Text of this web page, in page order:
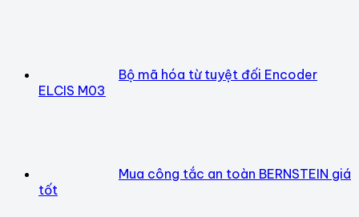
Bộ mã hóa từ tuyệt đối Encoder
ELCIS M03
Mua công tắc an toàn BERNSTEIN giá
tốt